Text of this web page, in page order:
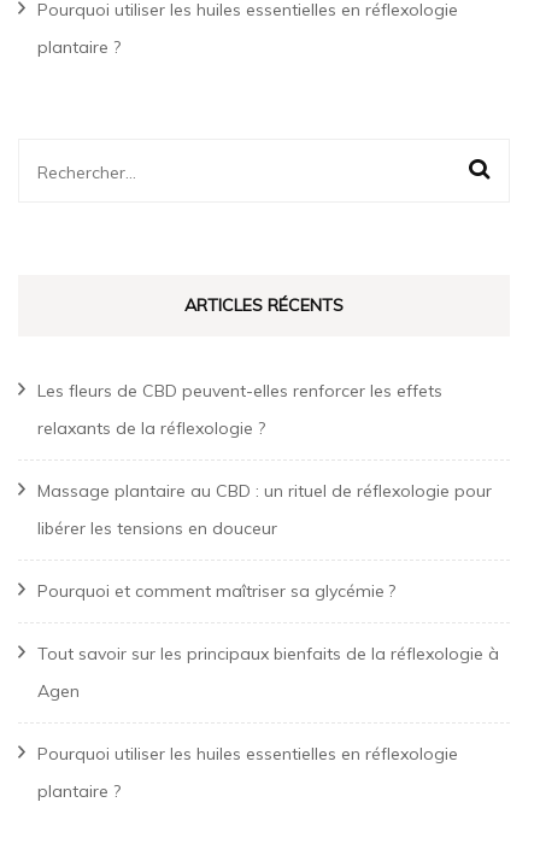
Pourquoi utiliser les huiles essentielles en réflexologie
plantaire ?
Rechercher :
ARTICLES RÉCENTS
Les fleurs de CBD peuvent-elles renforcer les effets
relaxants de la réflexologie ?
Massage plantaire au CBD : un rituel de réflexologie pour
libérer les tensions en douceur
Pourquoi et comment maîtriser sa glycémie ?
Tout savoir sur les principaux bienfaits de la réflexologie à
Agen
Pourquoi utiliser les huiles essentielles en réflexologie
plantaire ?